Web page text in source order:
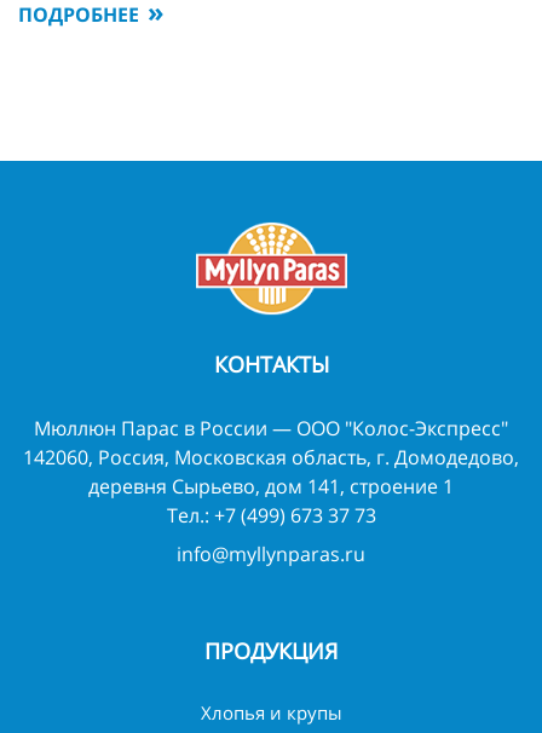
ПОДРОБНЕЕ
КОНТАКТЫ
Мюллюн Парас в России — ООО "Колос-Экспресс"
142060, Россия, Московская область, г. Домодедово,
деревня Сырьево, дом 141, строение 1
Тел.: +7 (499) 673 37 73
info@myllynparas.ru
ПРОДУКЦИЯ
Хлопья и крупы